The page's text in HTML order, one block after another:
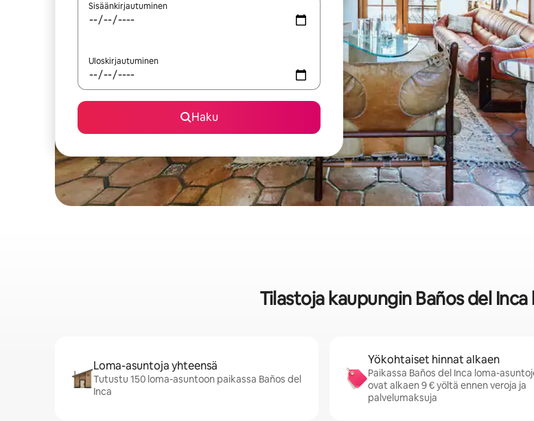
Sisäänkirjautuminen
Uloskirjautuminen
Haku
Tilastoja kaupungin Baños del
Loma-asuntoja yhteensä
Tutustu 150 loma-asuntoon paikassa Baños del
Inca
Yökohtaiset hinnat alkaen
Paikassa Baños del Inca loma-
ovat alkaen 9 € yöltä ennen veroja ja
palvelumaksuja